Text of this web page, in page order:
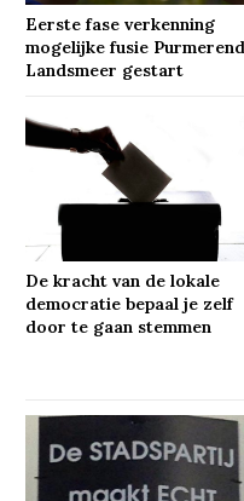
Eerste fase verkenning
mogelijke fusie
Landsmeer gestart
De kracht van de lokale
democratie bepaal je zelf
door te gaan stemmen